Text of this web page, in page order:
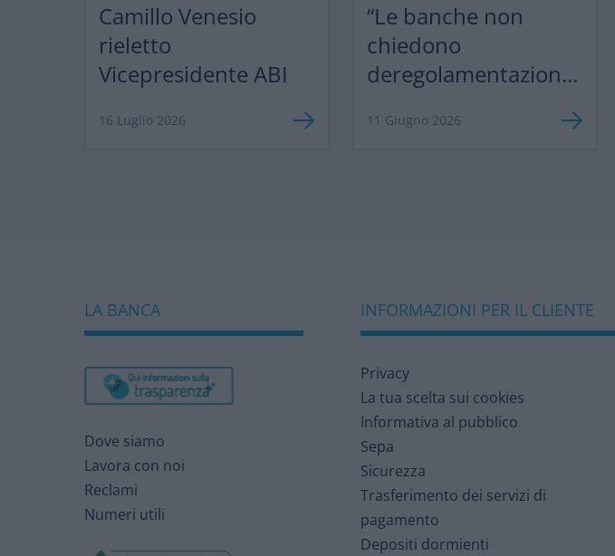
Camillo Venesio
rieletto
Vicepresidente ABI
16 Luglio 2026
“Le banche non
chiedono
deregolamentazione,
11 Giugno 2026
LA BANCA
Dove siamo
Lavora con noi
Reclami
Numeri utili
INFORMAZIONI PER IL CLIENTE
Privacy
La tua scelta sui cookies
Informativa al pubblico
Sepa
Sicurezza
Trasferimento dei servizi di
pagamento
Depositi dormienti